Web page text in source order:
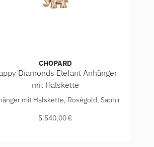
€
Ref: 79A410-1001, Preis:
CHOPARD
Diamonds Elefant Anhänger
mit Halskette
Happy Diamonds Elefant
mit Halskette, Roségold, Saphir
5.540,00 €